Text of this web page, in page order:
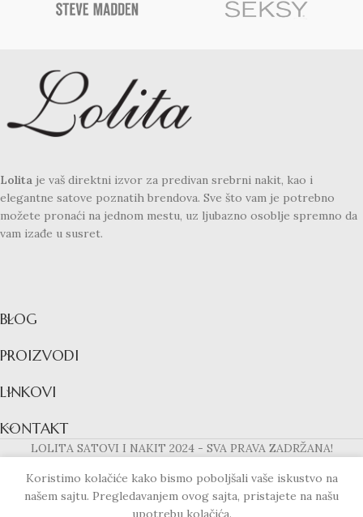
Lolita je vaš direktni izvor za predivan srebrni nakit, kao i
elegantne satove poznatih brendova. Sve što vam je potrebno
možete pronaći na jednom mestu, uz ljubazno osoblje spremno da
vam izađe u susret.
BLOG
PROIZVODI
LINKOVI
KONTAKT
LOLITA SATOVI I NAKIT 2024 - SVA PRAVA ZADRŽANA!
Koristimo kolačiće kako bismo poboljšali vaše iskustvo na
našem sajtu. Pregledavanjem ovog sajta, pristajete na našu
upotrebu kolačića.